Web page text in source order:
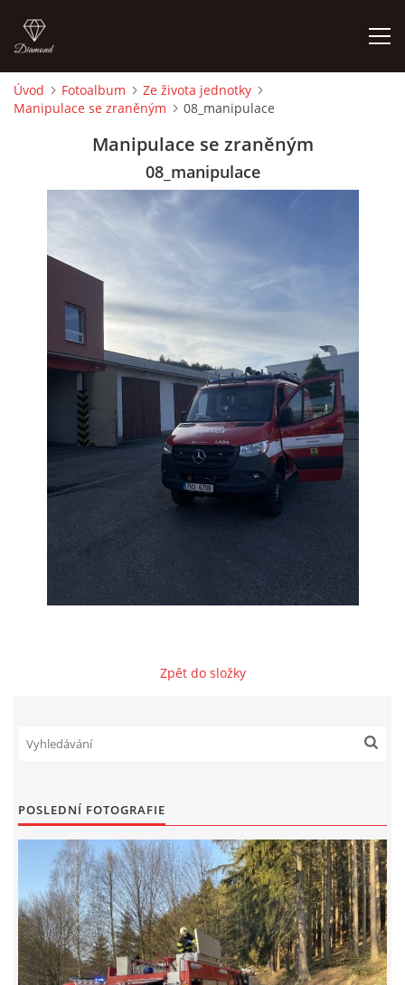
ÚVOD
NAŠE VIDEA
KONTAKTY
NÁVŠTĚVNÍ KNIHA
Úvod Fotoalbum
Ze života jednotky
Manipulace se zraněným
08_manipulace
Manipulace se zraněným
08_manipulace
Zpět do složky
POSLEDNÍ FOTOGRAFIE